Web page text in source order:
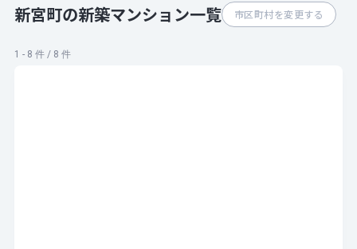
新宮町の新築マンション一覧 市区町村を変更する
1 - 8 件 / 8 件